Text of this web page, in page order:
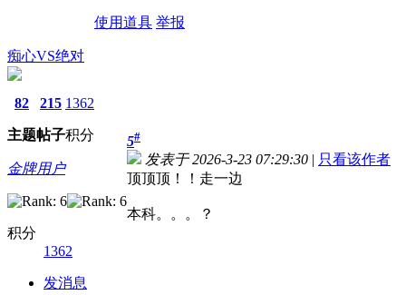
使用道具 举报
痴心VS绝对
82
主题
215
帖子
1362
积分
金牌用户
积分
1362
发消息
5#
发表于 2026-3-23 07:29:30 | 只看该作者
顶顶顶！！走一边
本科。。。？